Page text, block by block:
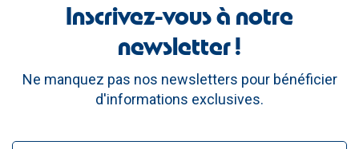
Inscrivez-vous à notre
newsletter !
Ne manquez pas nos newsletters pour bénéficier
d'informations exclusives.